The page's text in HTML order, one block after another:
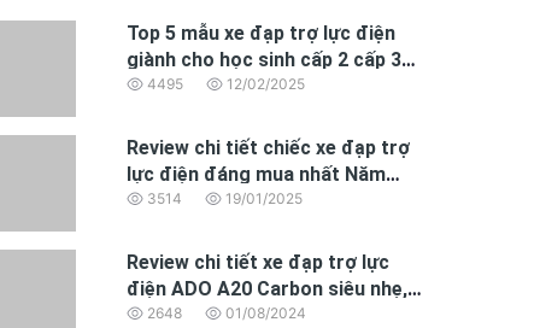
Top 5 mẫu xe đạp trợ lực điện
giành cho học sinh cấp 2 cấp 3
đáng mua nhất 2025
4495 12/02/2025
Review chi tiết chiếc xe đạp trợ
lực điện đáng mua nhất Năm
2025 dành cho dân văn phòng
3514 19/01/2025
Review chi tiết xe đạp trợ lực
điện ADO A20 Carbon siêu nhẹ,
động cơ BAFANG hoàn toàn mới
2648 01/08/2024